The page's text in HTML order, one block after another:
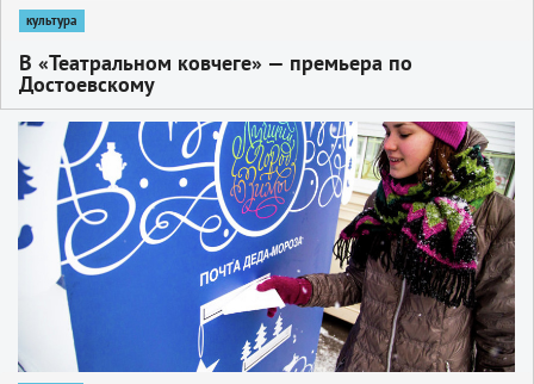
культура
В «Театральном ковчеге» — премьера по
Достоевскому
1